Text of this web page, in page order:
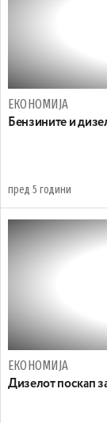
ЕКОНОМИЈА
Бензините и
пред 5 години
ЕКОНОМИЈА
Дизелот поскап